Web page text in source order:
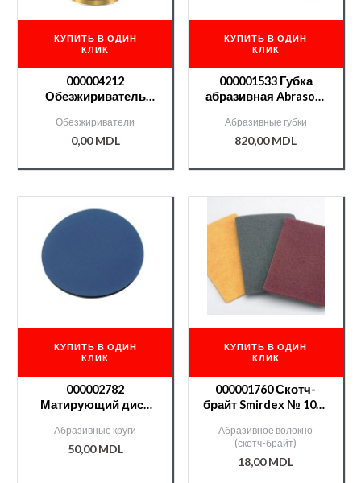
КУПИТЬ В ОДИН
КЛИК
000004212
Обезжириватель
0,75l
Обезжириватели
0,00MDL
КУПИТЬ В ОДИН
КЛИК
000001533 Губка
абразивная Abrasoft
коробки)
Абразивные губки
820,00MDL
КУПИТЬ В ОДИН
КЛИК
000002782
Матирующий диск
Smirdex № 3000
Абразивные круги
50,00MDL
КУПИТЬ В ОДИН
КЛИК
000001760 Скотч-
брайт Smirdex № 1000
Абразивное волокно
(скотч-брайт)
18,00MDL